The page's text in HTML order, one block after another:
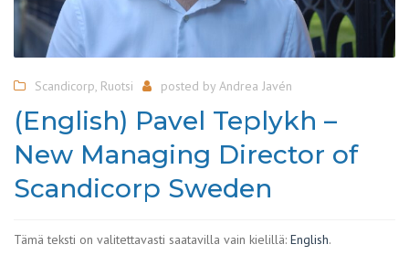
Scandicorp, Ruotsi posted by Andrea Javén
(English) Pavel Teplykh –
New Managing Director of
Scandicorp Sweden
Tämä teksti on valitettavasti saatavilla vain kielillä: English.